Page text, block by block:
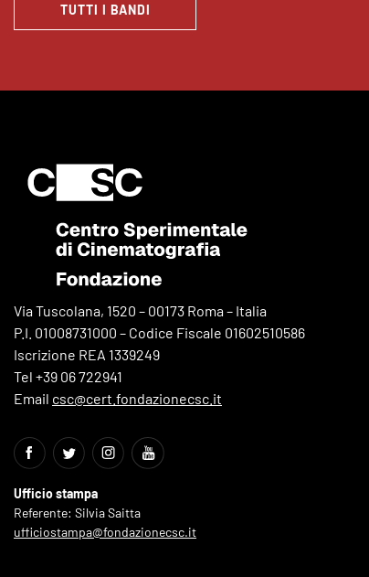
TUTTI I BANDI
Via Tuscolana, 1520 – 00173 Roma – Italia
P.I. 01008731000 – Codice Fiscale 01602510586
Iscrizione REA 1339249
Tel +39 06 722941
Email csc@cert.fondazionecsc.it
Ufficio stampa
Referente: Silvia Saitta
ufficiostampa@fondazionecsc.it